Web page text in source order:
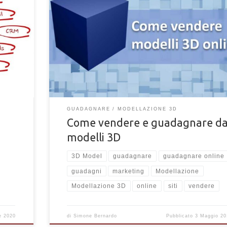
2020
Sei un 3D artist e hai deciso di iniziare a vendere e
guadagnare dai tuoi modelli 3D online ma non sai come
fare? Hai realizzato numerosi modelli 3D di vario
vorresti iniziare a guadagnare con la loro vendita? Molti
sono gli artisti e modellatori 3D con una libreria piena di
vecchi lavori datati e mai pubblicati, e stai […]
GUADAGNARE MODELLAZIONE 3D
Come vendere e guadagnare
modelli 3D
3D Model guadagnare guadagnare online
guadagni marketing Modellazione
Modellazione 3D online siti vendere
di Simone Bernardo Pubblicato 3 Maggio